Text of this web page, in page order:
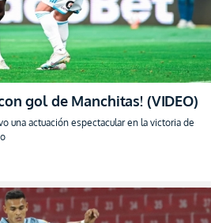
gol de Manchitas! (VIDEO)
una actuación espectacular en la victoria de